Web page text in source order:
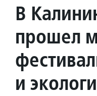
В
прошел
и